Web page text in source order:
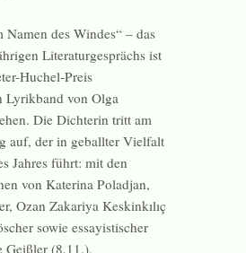
Namen des Windes“ – das
Literaturgesprächs ist
Huchel-Preis
Lyrikband von Olga
Die Dichterin tritt am
auf, der in geballter Vielfalt
Jahres führt: mit den
von Katerina Poladjan,
Ozan Zakariya Keskinkılıç
sowie essayistischer
Geißler (8.11.).